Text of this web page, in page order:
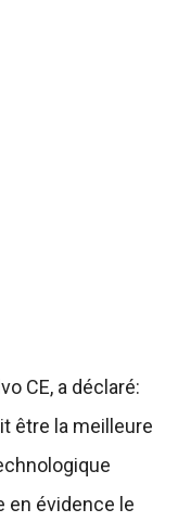
CE, a déclaré:
être la meilleure
évidence le